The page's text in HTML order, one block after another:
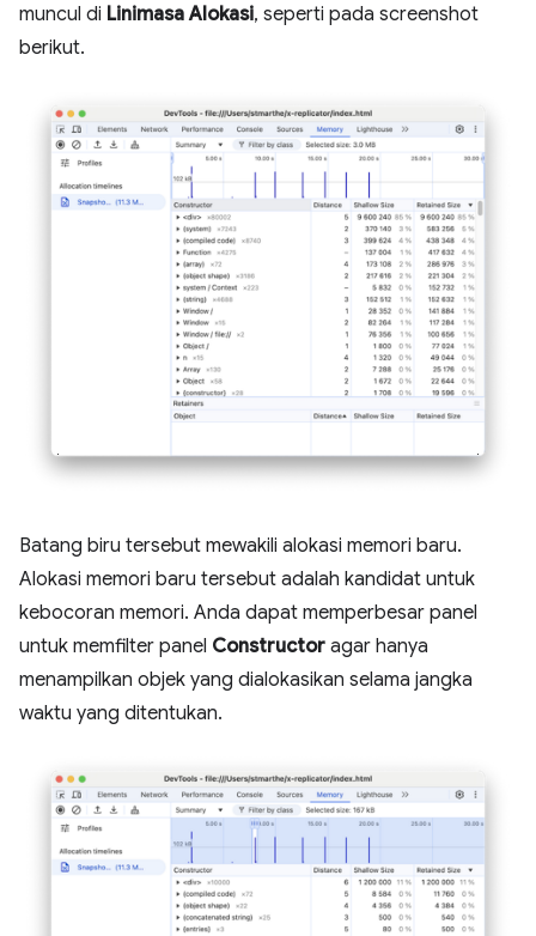
muncul di Linimasa Alokasi, seperti pada screenshot
berikut.
Batang biru tersebut mewakili alokasi memori baru.
Alokasi memori baru tersebut adalah kandidat untuk
kebocoran memori. Anda dapat memperbesar panel
untuk memfilter panel Constructor agar hanya
menampilkan objek yang dialokasikan selama jangka
waktu yang ditentukan.